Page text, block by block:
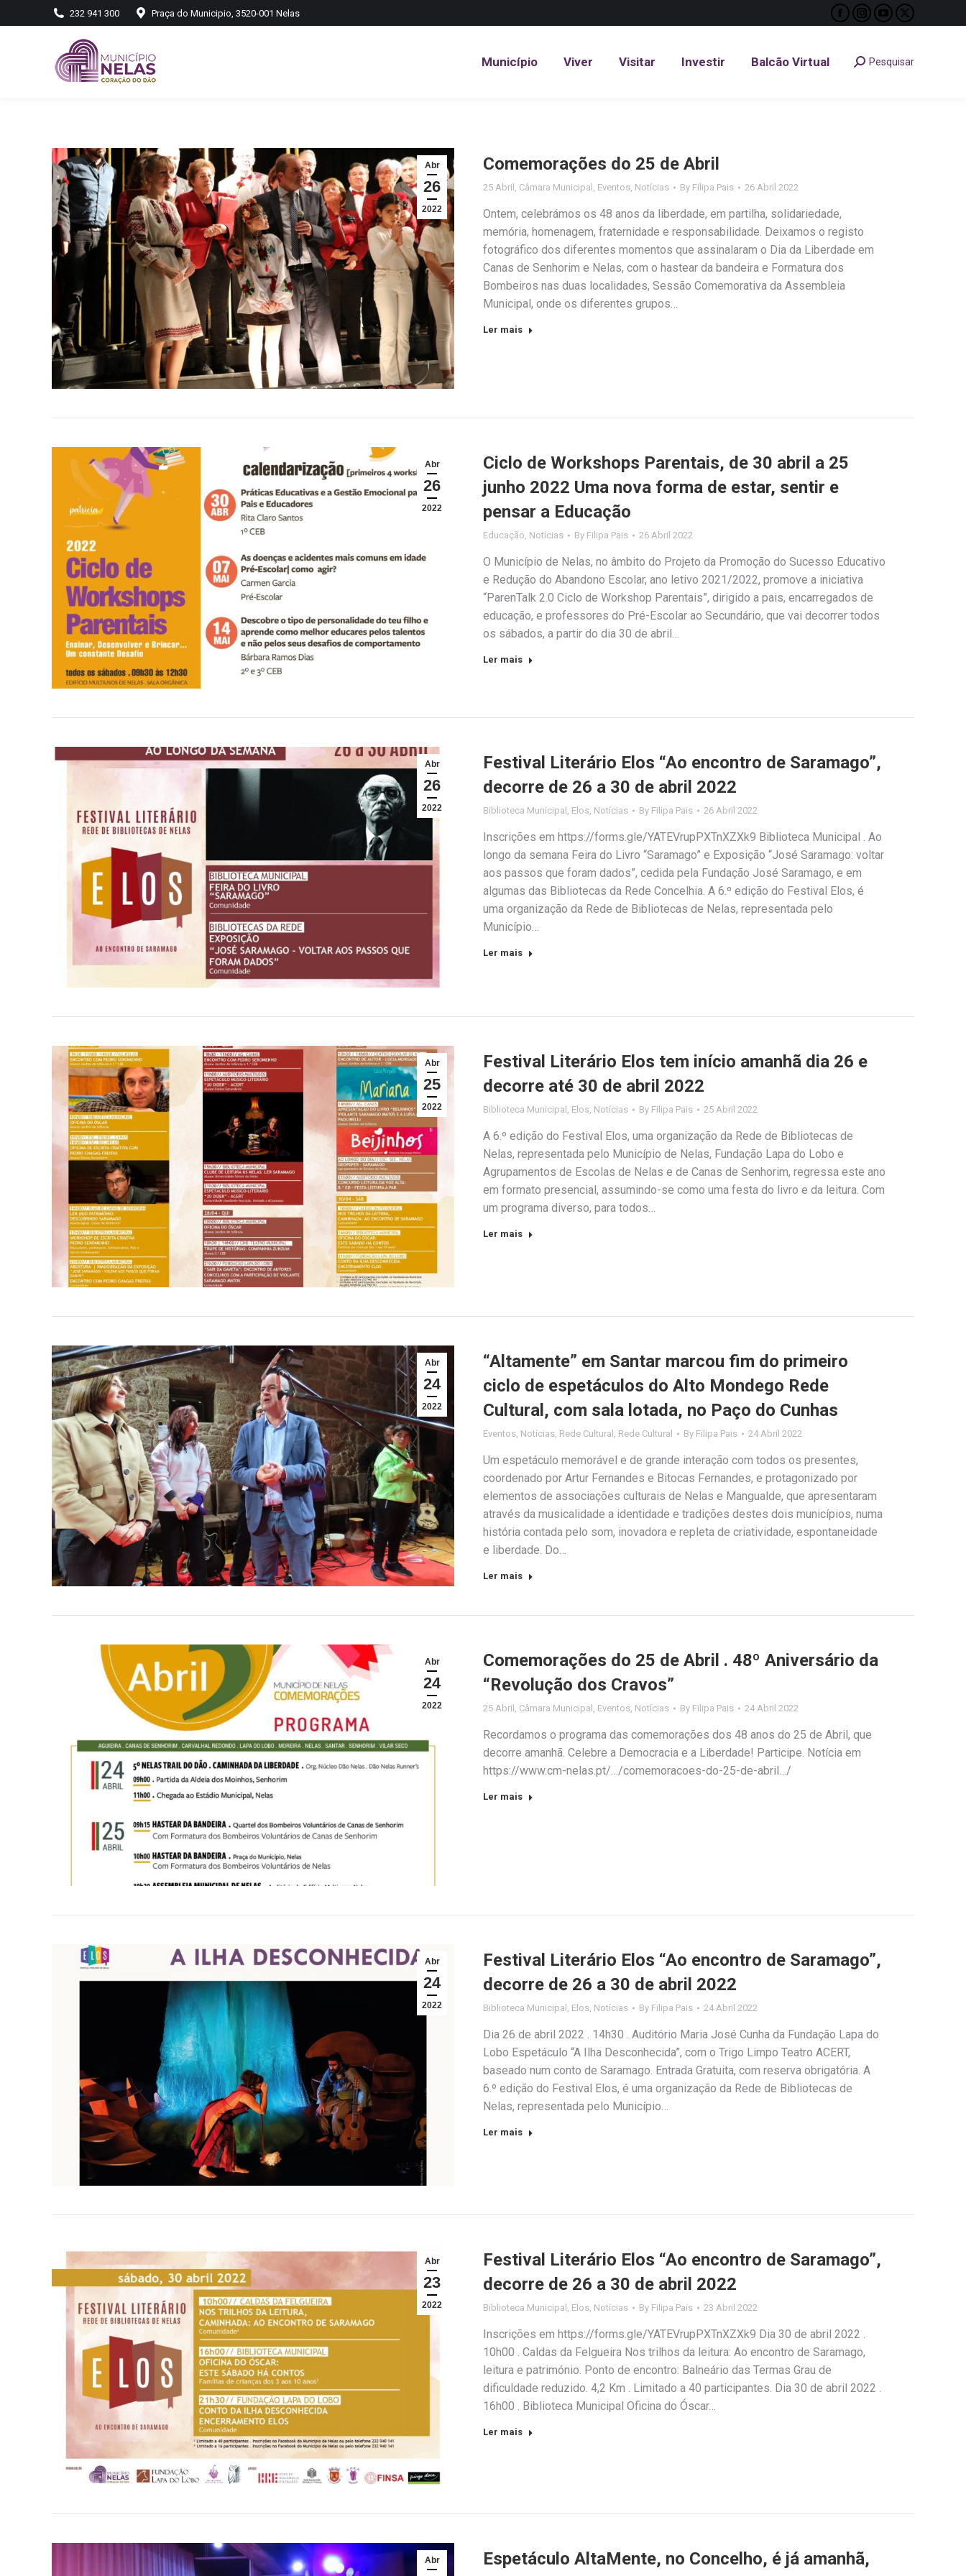
232 941 300 Praça do Municipio, 3520-001 Nelas
Facebook
opens
Instagram
opens
YouTube
opens
X
opens
Município Viver Visitar Investir Balcão Virtual Search:Pesquisar
Abr
26
2022
Comemorações do 25 de Abril
25 Abril , Câmara Municipal , Eventos, Notícias By Filipa Pais 26 Abril 2022
Ontem, celebrámos os 48 anos da liberdade, em partilha, solidariedade,
memória, homenagem, fraternidade e responsabilidade. Deixamos o registo
fotográfico dos diferentes momentos que assinalaram o Dia da Liberdade em
Canas de Senhorim e Nelas, com o hastear da bandeira e Formatura dos
Bombeiros nas duas localidades, Sessão Comemorativa da Assembleia
Municipal, onde os diferentes grupos…
Ler mais
Abr
26
2022
Ciclo de Workshops Parentais, de 30 abril a 25
junho 2022 Uma nova forma de estar, sentir e
pensar a Educação
Educação, Notícias By Filipa Pais 26 Abril 2022
O Município de Nelas, no âmbito do Projeto da Promoção do Sucesso Educativo
e Redução do Abandono Escolar, ano letivo 2021/2022, promove a iniciativa
“ParenTalk 2.0 Ciclo de Workshop Parentais”, dirigido a pais, encarregados de
educação, e professores do Pré-Escolar ao Secundário, que vai decorrer todos
os sábados, a partir do dia 30 de abril…
Ler mais
Abr
26
2022
Festival Literário Elos “Ao encontro de Saramago”,
decorre de 26 a 30 de abril 2022
Biblioteca Municipal Elos Notícias By Filipa Pais 26 Abril 2022
Inscrições em https://forms.gle/YATEVrupPXTnXZXk9 Biblioteca Municipal . Ao
longo da semana Feira do Livro “Saramago” e Exposição “José Saramago: voltar
aos passos que foram dados”, cedida pela Fundação José Saramago, e em
algumas das Bibliotecas da Rede Concelhia. A 6.º edição do Festival Elos, é
uma organização da Rede de Bibliotecas de Nelas, representada pelo
Município…
Ler mais
Abr
25
2022
Festival Literário Elos tem início amanhã dia 26 e
decorre até 30 de abril 2022
Biblioteca Municipal , Elos, Notícias By Filipa Pais 25 Abril 2022
A 6.º edição do Festival Elos, uma organização da Rede de Bibliotecas de
Nelas, representada pelo Município de Nelas, Fundação Lapa do Lobo e
Agrupamentos de Escolas de Nelas e de Canas de Senhorim, regressa este ano
em formato presencial, assumindo-se como uma festa do livro e da leitura. Com
um programa diverso, para todos…
Ler mais
Abr
24
2022
“Altamente” em Santar marcou fim do primeiro
ciclo de espetáculos do Alto Mondego Rede
Cultural, com sala lotada, no Paço do Cunhas
Eventos Notícias Rede Cultural Rede Cultural By Filipa Pais 24 Abril 2022
Um espetáculo memorável e de grande interação com todos os presentes,
coordenado por Artur Fernandes e Bitocas Fernandes, e protagonizado por
elementos de associações culturais de Nelas e Mangualde, que apresentaram
através da musicalidade a identidade e tradições destes dois municípios, numa
história contada pelo som, inovadora e repleta de criatividade, espontaneidade
e liberdade. Do…
Ler mais
Abr
24
2022
Comemorações do 25 de Abril . 48º Aniversário da
“Revolução dos Cravos”
25 Abril , Câmara Municipal , Eventos, Notícias By Filipa Pais 24 Abril 2022
Recordamos o programa das comemorações dos 48 anos do 25 de Abril, que
decorre amanhã. Celebre a Democracia e a Liberdade! Participe. Notícia em
https://www.cm-nelas.pt/…/comemoracoes-do-25-de-abril…/
Ler mais
Abr
24
2022
Festival Literário Elos “Ao encontro de Saramago”,
decorre de 26 a 30 de abril 2022
Biblioteca Municipal , Elos, Notícias By Filipa Pais 24 Abril 2022
Dia 26 de abril 2022 . 14h30 . Auditório Maria José Cunha da Fundação Lapa do
Lobo Espetáculo “A Ilha Desconhecida”, com o Trigo Limpo Teatro ACERT,
baseado num conto de Saramago. Entrada Gratuita, com reserva obrigatória. A
6.º edição do Festival Elos, é uma organização da Rede de Bibliotecas de
Nelas, representada pelo Município…
Ler mais
Abr
23
2022
Festival Literário Elos “Ao encontro de Saramago”,
decorre de 26 a 30 de abril 2022
Biblioteca Municipal Elos Notícias By Filipa Pais 23 Abril 2022
Inscrições em https://forms.gle/YATEVrupPXTnXZXk9 Dia 30 de abril 2022 .
10h00 . Caldas da Felgueira Nos trilhos da leitura: Ao encontro de Saramago,
leitura e património. Ponto de encontro: Balneário das Termas Grau de
dificuldade reduzido. 4,2 Km . Limitado a 40 participantes. Dia 30 de abril 2022 .
16h00 . Biblioteca Municipal Oficina do Óscar…
Ler mais
Abr
Espetáculo AltaMente, no Concelho, é já amanhã,
Município Viver Visitar Investir Balcão Virtual Search:
Pesquisar